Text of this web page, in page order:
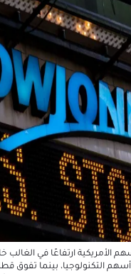
ارتفاعًا في الغالب
التكنولوجيا، بينما تفوق